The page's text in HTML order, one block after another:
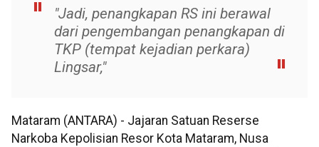
"Jadi, penangkapan RS ini berawal
dari pengembangan penangkapan di
TKP (tempat kejadian perkara)
Lingsar,"
Mataram (ANTARA) - Jajaran Satuan Reserse
Narkoba Kepolisian Resor Kota Mataram, Nusa